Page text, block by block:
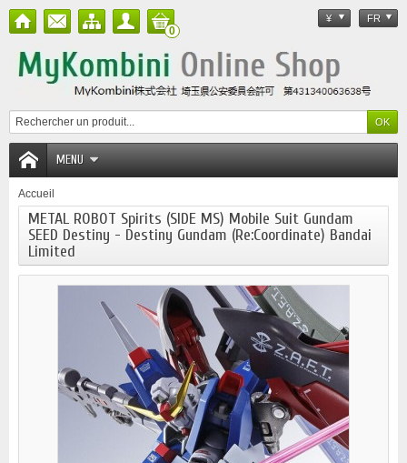
¥ FR
0
MENU
Accueil
METAL ROBOT Spirits (SIDE MS) Mobile Suit Gundam
SEED Destiny - Destiny Gundam (Re:Coordinate) Bandai
Limited